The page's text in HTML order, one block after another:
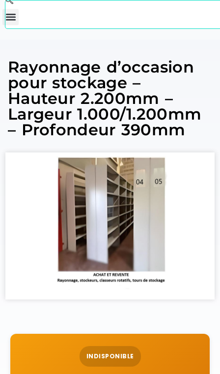
Rayonnage d’occasion
pour stockage –
Hauteur 2.200mm –
Largeur 1.000/1.200mm
– Profondeur 390mm
INDISPONIBLE